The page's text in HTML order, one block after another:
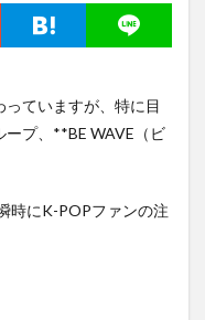
ていますが、特に目
プ、**BE WAVE（ビ
時にK-POPファンの注